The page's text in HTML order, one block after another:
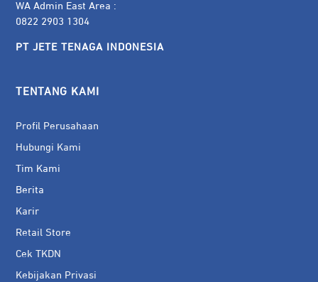
WA Admin East Area :
0822 2903 1304
PT JETE TENAGA INDONESIA
TENTANG KAMI
Profil Perusahaan
Hubungi Kami
Tim Kami
Berita
Karir
Retail Store
Cek TKDN
Kebijakan Privasi